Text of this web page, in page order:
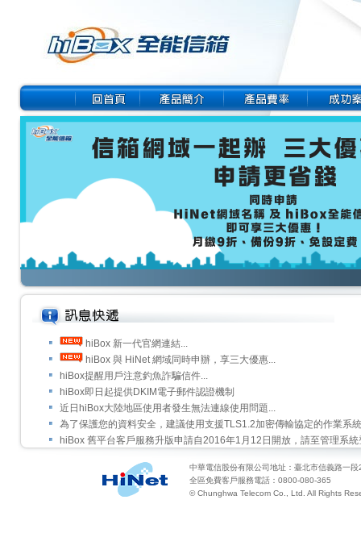
hiBox 新一代官網連結...
hiBox 與 HiNet 網域同時申辦，享三大優惠...
hiBox提醒用戶注意釣魚詐騙信件...
hiBox即日起提供DKIM電子郵件認證機制
近日hiBox大陸地區使用者發生無法連線使用問題...
為了保護您的資料安全，建議使用支援TLS1.2加密傳輸協定的作業系統
hiBox 舊平台客戶服務升版申請自2016年1月12日開放，請至管理系
中華電信股份有限公司地址：臺北市信義路一
全區免費客戶服務電話：0800-080-365
© Chunghwa Telecom Co., Ltd. All Rights